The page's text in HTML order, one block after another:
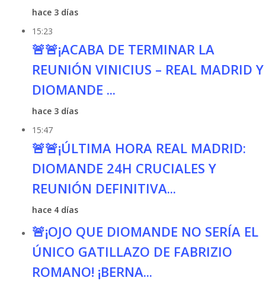
hace 3 días
15:23
🚨🚨¡ACABA DE TERMINAR LA
REUNIÓN VINICIUS – REAL MADRID Y
DIOMANDE ...
hace 3 días
15:47
🚨🚨¡ÚLTIMA HORA REAL MADRID:
DIOMANDE 24H CRUCIALES Y
REUNIÓN DEFINITIVA...
hace 4 días
🚨¡OJO QUE DIOMANDE NO SERÍA EL
ÚNICO GATILLAZO DE FABRIZIO
ROMANO! ¡BERNA...